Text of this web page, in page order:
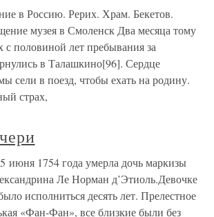
в Россию. Рерих. Храм. Бекетов.
музея в Смоленск Два месяца тому
с половиной лет пребывания за
в Талашкино[96]. Сердце
сели в поезд, чтобы ехать на родину.
страх,
июня 1754 года умерла дочь маркизы
Ле Норман д’Этиоль.Девочке
исполниться десять лет. Прелестное
«Фан-Фан», все близкие были без